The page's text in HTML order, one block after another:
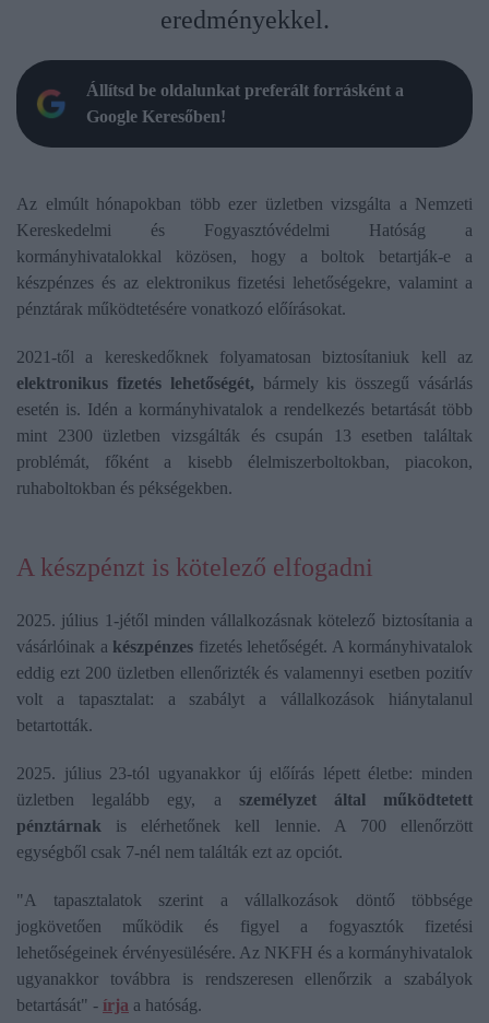
eredményekkel.
Állítsd be oldalunkat preferált forrásként a
Google Keresőben!
Az elmúlt hónapokban több ezer üzletben vizsgálta a Nemzeti
Kereskedelmi és Fogyasztóvédelmi Hatóság a
kormányhivatalokkal közösen, hogy a boltok betartják-e a
készpénzes és az elektronikus fizetési lehetőségekre, valamint a
pénztárak működtetésére vonatkozó előírásokat.
2021-től a kereskedőknek folyamatosan biztosítaniuk kell az
elektronikus fizetés lehetőségét, bármely kis összegű vásárlás
esetén is. Idén a kormányhivatalok a rendelkezés betartását több
mint 2300 üzletben vizsgálták és csupán 13 esetben találtak
problémát, főként a kisebb élelmiszerboltokban, piacokon,
ruhaboltokban és pékségekben.
A készpénzt is kötelező elfogadni
2025. július 1-jétől minden vállalkozásnak kötelező biztosítania a
vásárlóinak a készpénzes fizetés lehetőségét. A kormányhivatalok
eddig ezt 200 üzletben ellenőrizték és valamennyi esetben pozitív
volt a tapasztalat: a szabályt a vállalkozások hiánytalanul
betartották.
2025. július 23-tól ugyanakkor új előírás lépett életbe: minden
üzletben legalább egy, a személyzet által működtetett
pénztárnak is elérhetőnek kell lennie. A 700 ellenőrzött
egységből csak 7-nél nem találták ezt az opciót.
"A tapasztalatok szerint a vállalkozások döntő többsége
jogkövetően működik és figyel a fogyasztók fizetési
lehetőségeinek érvényesülésére. Az NKFH és a kormányhivatalok
ugyanakkor továbbra is rendszeresen ellenőrzik a szabályok
betartását" - írja a hatóság.